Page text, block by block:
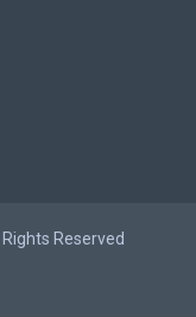
Reserved